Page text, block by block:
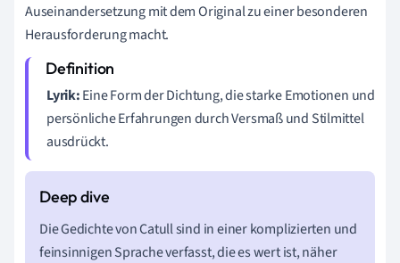
Auseinandersetzung mit dem Original zu einer besonderen
Herausforderung macht.
Lyrik:Eine Form der Dichtung, die starke Emotionen und
persönliche Erfahrungen durch Versmaß und Stilmittel
ausdrückt.
Die Gedichte von Catull sind in einer komplizierten und
feinsinnigen Sprache verfasst, die es wert ist, näher